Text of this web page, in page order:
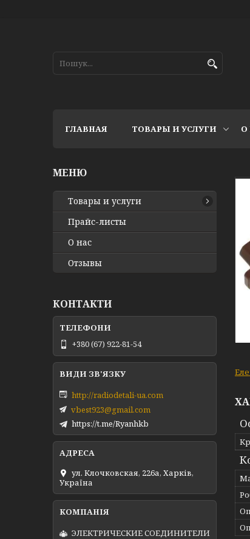
ГЛАВНАЯ ТОВАРЫ И УСЛУГИ О
Товары и услуги
Прайс-листы
О нас
Отзывы
КОНТАКТИ
+380 (67) 922-81-54
http://radiodetali-ua.com
vbest923@gmail.com
https://t.me/Ryanhkb
ул. Клочковская, 226а, Харків,
Україна
ЭЛЕКТРИЧЕСКИЕ СОЕДИНИТЕЛИ